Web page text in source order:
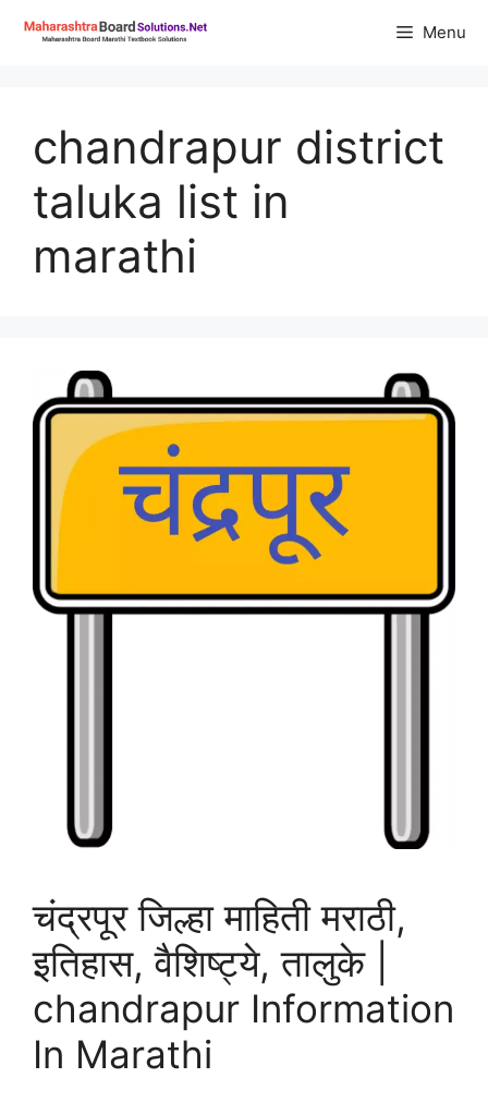
Menu
chandrapur district
taluka list in
marathi
चंद्रपूर जिल्हा माहिती मराठी,
इतिहास, वैशिष्ट्ये, तालुके |
chandrapur Information
In Marathi